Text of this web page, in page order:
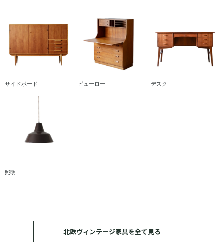
サイドボード ビューロー デスク
照明
北欧ヴィンテージ家具を全て見る